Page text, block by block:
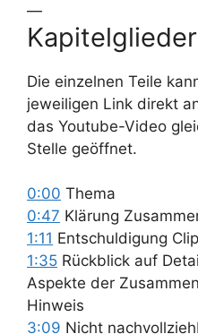
—
Die einzelnen Teile
jeweiligen Link direkt
das Youtube-Video
Stelle geöffnet.
0:00 Thema
0:47 Klärung
1:11 Entschuldigung
1:35 Rückblick auf
Aspekte der
Hinweis
3:09 Nicht